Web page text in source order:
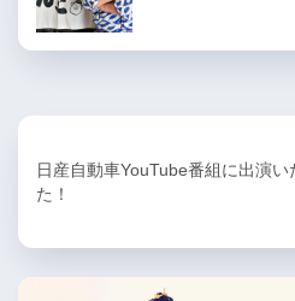
日産自動車YouTube番組に出演い
た！